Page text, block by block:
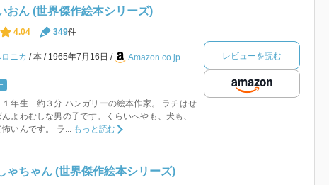
おん (世界傑作絵本シリーズ)
4.04 349件
ニカ 本 1965年7月16日 Amazon.co.jp
年生 約３分 ハンガリーの絵本作家。 ラチはせ
よわむしな男の子です。くらいへやも、犬も、
いんです。 ラ...
もっと読む
レビューを読む
ゃちゃん (世界傑作絵本シリーズ)